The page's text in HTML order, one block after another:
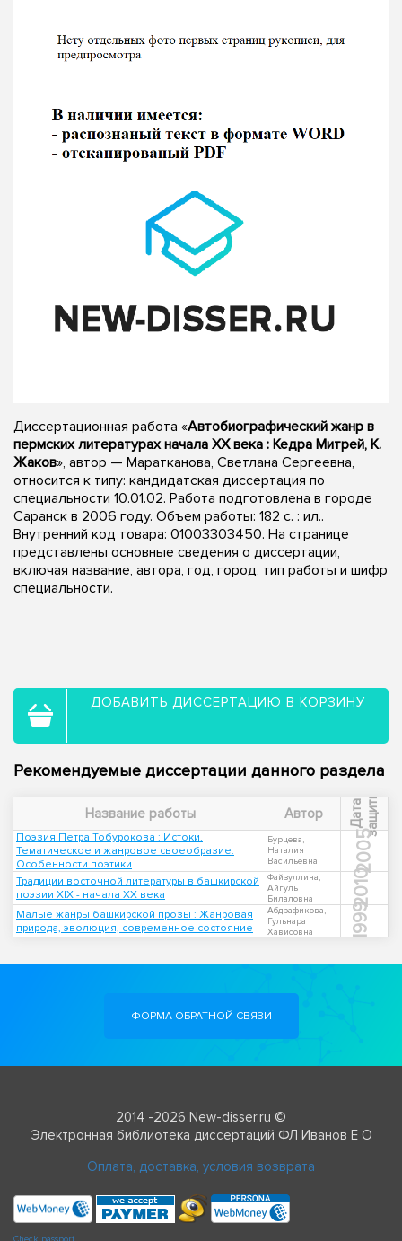
Диссертационная работа «Автобиографический жанр в
пермских литературах начала XX века : Кедра Митрей, К.
Жаков», автор — Маратканова, Светлана Сергеевна,
относится к типу: кандидатская диссертация по
специальности 10.01.02. Работа подготовлена в городе
Саранск в 2006 году. Объем работы: 182 с. : ил..
Внутренний код товара: 01003303450. На странице
представлены основные сведения о диссертации,
включая название, автора, год, город, тип работы и шифр
специальности.
ДОБАВИТЬ ДИССЕРТАЦИЮ В КОРЗИНУ
Рекомендуемые диссертации данного раздела
Название работы Автор Д
а
т
а
з
а
щ
и
т ы
Поэзия Петра Тобурокова : Истоки.
Тематическое и жанровое своеобразие.
Особенности поэтики
Бурцева,
Наталия
Васильевна
2005
Традиции восточной литературы в башкирской
поэзии XIX - начала XX века
Файзуллина,
Айгуль
Билаловна
2010
Малые жанры башкирской прозы : Жанровая
природа, эволюция, современное состояние
Абдрафикова,
Гульнара
Хависовна
1999
ФОРМА ОБРАТНОЙ СВЯЗИ
2014 -2026 New-disser.ru ©
Электронная библиотека диссертаций ФЛ Иванов Е О
Оплата, доставка, условия возврата